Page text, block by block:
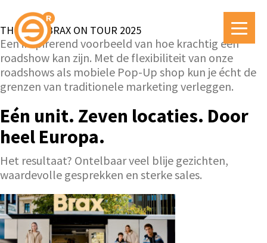
THIS WAS BRAX ON TOUR 2025
Een inspirerend voorbeeld van hoe krachtig een
roadshow kan zijn. Met de flexibiliteit van onze
roadshows als mobiele Pop-Up shop kun je écht de
grenzen van traditionele marketing verleggen.
Eén unit. Zeven locaties. Door
heel Europa.
Het resultaat? Ontelbaar veel blije gezichten,
waardevolle gesprekken en sterke sales.